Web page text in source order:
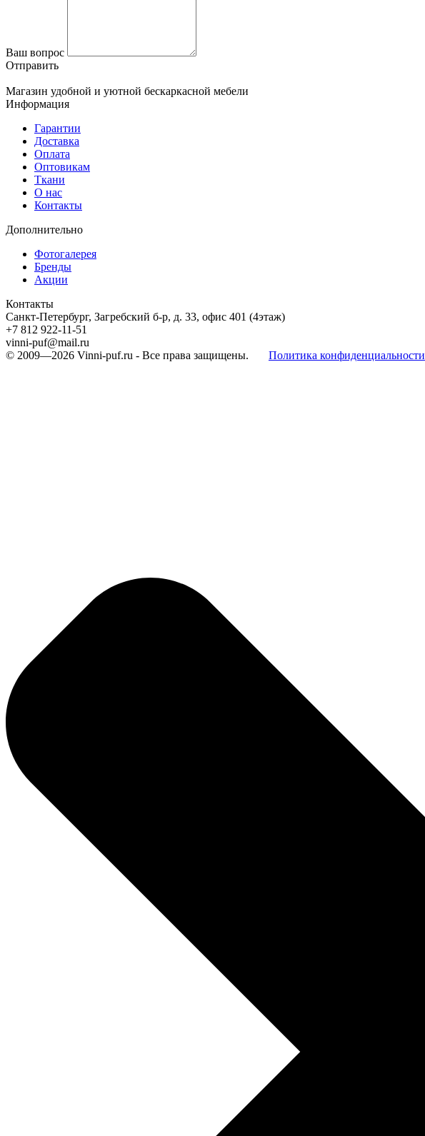
Ваш вопрос
Отправить
Магазин удобной и уютной бескаркасной мебели
Информация
Гарантии
Доставка
Оплата
Оптовикам
Ткани
О нас
Контакты
Дополнительно
Фотогалерея
Бренды
Акции
Контакты
Санкт-Петербург, Загребский б-р, д. 33, офис 401 (4этаж)
+7 812 922-11-51
vinni-puf@mail.ru
© 2009—2026 Vinni-puf.ru - Все права защищены. Политика конфиденциальности